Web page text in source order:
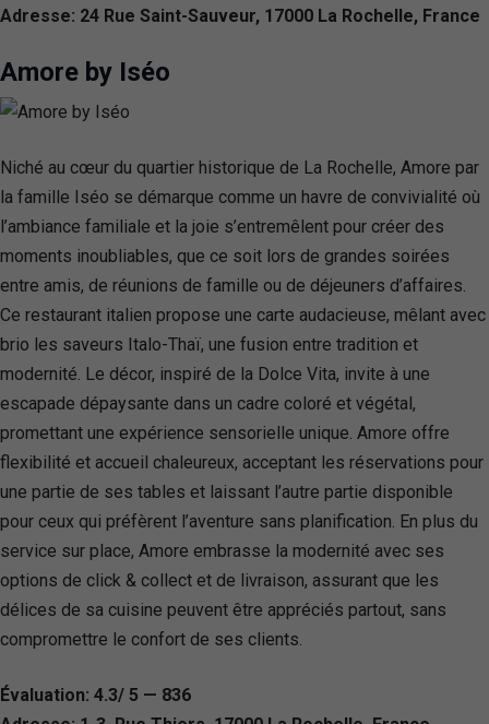
Adresse: 24 Rue Saint-Sauveur, 17000 La Rochelle, France
Amore by Iséo
Niché au cœur du quartier historique de La Rochelle, Amore par
la famille Iséo se démarque comme un havre de convivialité où
l’ambiance familiale et la joie s’entremêlent pour créer des
moments inoubliables, que ce soit lors de grandes soirées
entre amis, de réunions de famille ou de déjeuners d’affaires.
Ce restaurant italien propose une carte audacieuse, mêlant avec
brio les saveurs Italo-Thaï, une fusion entre tradition et
modernité. Le décor, inspiré de la Dolce Vita, invite à une
escapade dépaysante dans un cadre coloré et végétal,
promettant une expérience sensorielle unique. Amore offre
flexibilité et accueil chaleureux, acceptant les réservations pour
une partie de ses tables et laissant l’autre partie disponible
pour ceux qui préfèrent l’aventure sans planification. En plus du
service sur place, Amore embrasse la modernité avec ses
options de click & collect et de livraison, assurant que les
délices de sa cuisine peuvent être appréciés partout, sans
compromettre le confort de ses clients.
Évaluation: 4.3/ 5 — 836